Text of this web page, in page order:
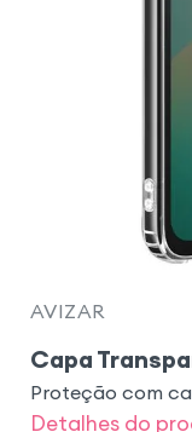
AVIZAR
Capa
Proteção com
Detalhes do